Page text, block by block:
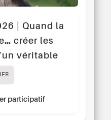
| Quand la
créer les
véritable
participatif